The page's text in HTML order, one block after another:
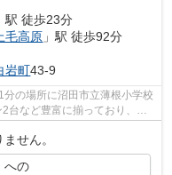
駅 徒歩23分
上毛高原 」駅 徒歩92分
岩町43-9
の場所に沼田市立薄根小学校
台など豊富に揃っており、過
せん。
への